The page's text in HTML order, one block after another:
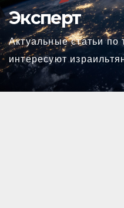
Эксперт
Актуальные статьи
интересуют